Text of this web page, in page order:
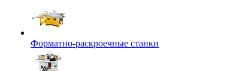
Форматно-раскроечные станки